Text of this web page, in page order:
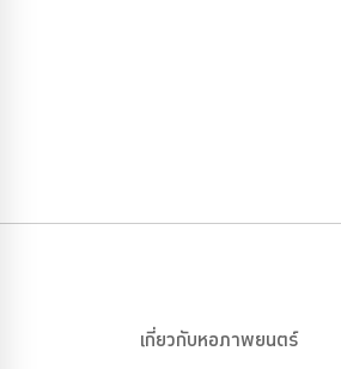
เกี่ยวกับหอภาพยนตร์